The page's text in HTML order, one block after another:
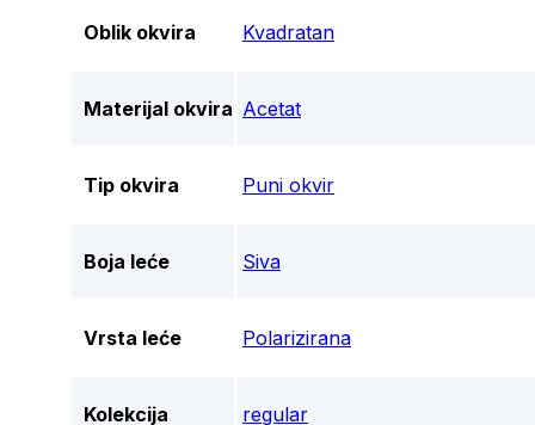
Oblik okvira Kvadratan
Materijal okvira Acetat
Tip okvira Puni okvir
Boja leće Siva
Vrsta leće Polarizirana
Kolekcija regular